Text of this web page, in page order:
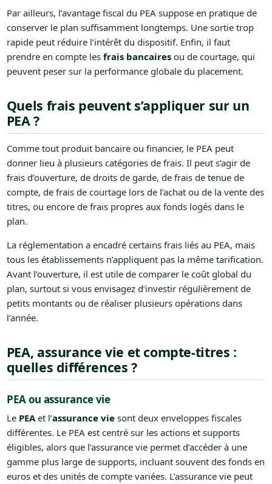
Par ailleurs, l’avantage fiscal du PEA suppose en pratique de
conserver le plan suffisamment longtemps. Une sortie trop
rapide peut réduire l’intérêt du dispositif. Enfin, il faut
prendre en compte les frais bancairesou de courtage, qui
peuvent peser sur la performance globale du placement.
Quels frais peuvent s’appliquer sur un
PEA ?
Comme tout produit bancaire ou financier, le PEA peut
donner lieu à plusieurs catégories de frais. Il peut s’agir de
frais d’ouverture, de droits de garde, de frais de tenue de
compte, de frais de courtage lors de l’achat ou de la vente des
titres, ou encore de frais propres aux fonds logés dans le
plan.
La réglementation a encadré certains frais liés au PEA, mais
tous les établissements n’appliquent pas la même tarification.
Avant l’ouverture, il est utile de comparer le coût global du
plan, surtout si vous envisagez d’investir régulièrement de
petits montants ou de réaliser plusieurs opérations dans
l’année.
PEA, assurance vie et compte-titres :
quelles différences ?
PEA ou assurance vie
Le PEAet l’assurance viesont deux enveloppes fiscales
différentes. Le PEA est centré sur les actions et supports
éligibles, alors que l’assurance vie permet d’accéder à une
gamme plus large de supports, incluant souvent des fonds en
euros et des unités de compte variées. L’assurance vie peut